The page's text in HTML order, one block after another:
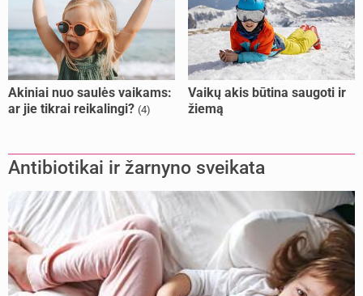
Akiniai nuo saulės vaikams:
ar jie tikrai reikalingi? (4)
Vaikų akis būtina saugoti ir
žiemą
Antibiotikai ir žarnyno sveikata